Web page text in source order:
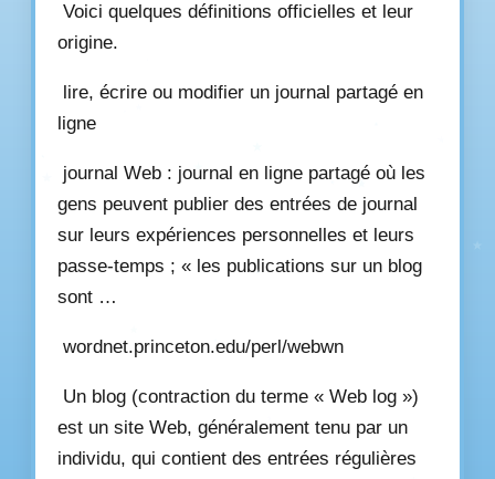
Voici quelques définitions officielles et leur
origine.
lire, écrire ou modifier un journal partagé en
ligne
journal Web : journal en ligne partagé où les
gens peuvent publier des entrées de journal
sur leurs expériences personnelles et leurs
passe-temps ; « les publications sur un blog
sont …
wordnet.princeton.edu/perl/webwn
Un blog (contraction du terme « Web log »)
est un site Web, généralement tenu par un
individu, qui contient des entrées régulières